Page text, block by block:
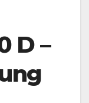
D –